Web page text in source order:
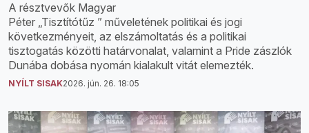
A résztvevők Magyar
Péter „Tisztítótűz ” műveletének politikai és jogi
következményeit, az elszámoltatás és a politikai
tisztogatás közötti határvonalat, valamint a Pride zászlók
Dunába dobása nyomán kialakult vitát elemezték.
NYÍLT SISAK2026. jún. 26. 18:05